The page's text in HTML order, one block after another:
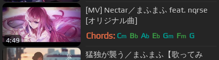
4:49
[MV] Nectar／まふまふ feat. nqrse
[オリジナル曲]
Chords: Cm Bb Ab Eb Gm Fm G
猛独が襲う／まふまふ【歌ってみ